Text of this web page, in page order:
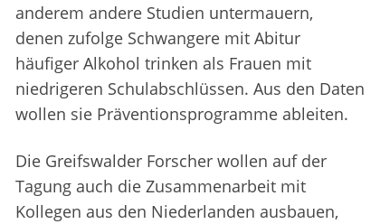
anderem andere Studien untermauern,
denen zufolge Schwangere mit Abitur
häufiger Alkohol trinken als Frauen mit
niedrigeren Schulabschlüssen. Aus den Daten
wollen sie Präventionsprogramme ableiten.
Die Greifswalder Forscher wollen auf der
Tagung auch die Zusammenarbeit mit
Kollegen aus den Niederlanden ausbauen,